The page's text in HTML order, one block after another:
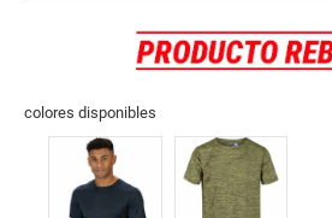
colores disponibles